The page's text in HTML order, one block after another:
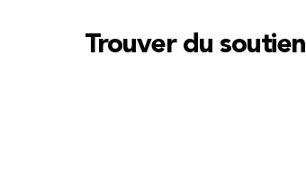
Trouver du soutien